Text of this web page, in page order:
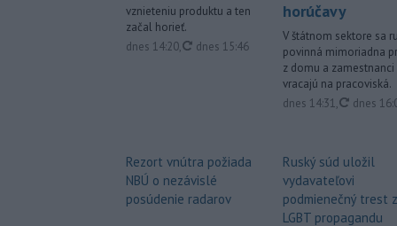
vznieteniu produktu a ten
začal horieť.
dnes 14:20, aktualizované
dnes 15:46
Rezort vnútra požiada
NBÚ o nezávislé
posúdenie radarov
horúčavy
V štátnom sektore sa
povinná mimoriadna
z domu a zamestnanci
vracajú na pracoviská.
dnes 14:31, dnes
Ruský súd uložil
vydavateľovi
podmienečný trest
LGBT propagandu